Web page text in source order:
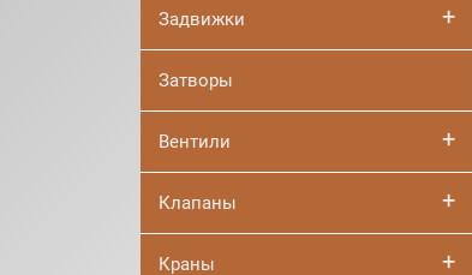
Задвижки +
Затворы
Вентили +
Клапаны +
Краны +